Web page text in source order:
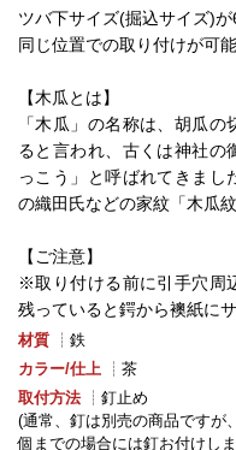
ツバ下サイズ(掘込サイズ)
同じ位置での取り付けが可能
【木瓜とは】
「木瓜」の名称は、胡瓜
ると言われ、古くは神社の
っこう」と呼ばれてきまし
の織田氏などの家紋「木瓜
【ご注意】
※取り付ける前に引手穴周
残っていると鍔から襖紙に
材質
┊鉄
カラー/仕上
┊茶
取付方法
┊釘止め
(通常、釘は別売の商品ですが
個までの場合には釘お付けし